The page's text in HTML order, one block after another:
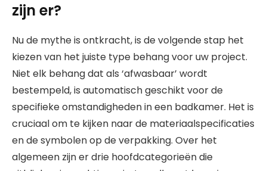
zijn er?
Nu de mythe is ontkracht, is de volgende stap het
kiezen van het juiste type behang voor uw project.
Niet elk behang dat als ‘afwasbaar’ wordt
bestempeld, is automatisch geschikt voor de
specifieke omstandigheden in een badkamer. Het is
cruciaal om te kijken naar de materiaalspecificaties
en de symbolen op de verpakking. Over het
algemeen zijn er drie hoofdcategorieën die